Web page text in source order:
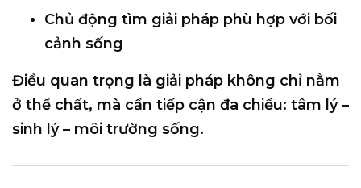
Chủ động tìm giải pháp phù hợp với bối
cảnh sống
Điều quan trọng là giải pháp không chỉ nằm
ở thể chất, mà cần tiếp cận đa chiều: tâm lý –
sinh lý – môi trường sống.